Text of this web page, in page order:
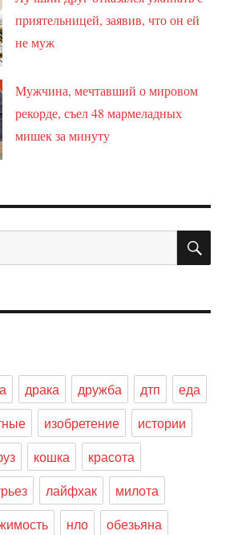
приятельницей, заявив, что он ей
не муж
Мужчина, мечтавший о мировом
рекорде, съел 48 мармеладных
мишек за минуту
драка дружба дтп
еда
изобретение
истории
кошка
красота
лайфхак
милота
нло
обезьяна